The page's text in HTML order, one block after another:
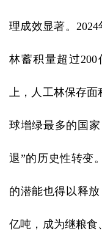
理成效显著。
林蓄积量超过
上，人工林保存面
球增绿最多的国
退”的历史性转变
的潜能也得以释
亿吨，成为继粮食